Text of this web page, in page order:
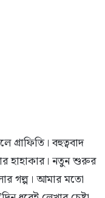
গ্রাফিতি। বহুত্ববাদ
হাহাকার। নতুন শুরুর
গল্প। আমার মতো